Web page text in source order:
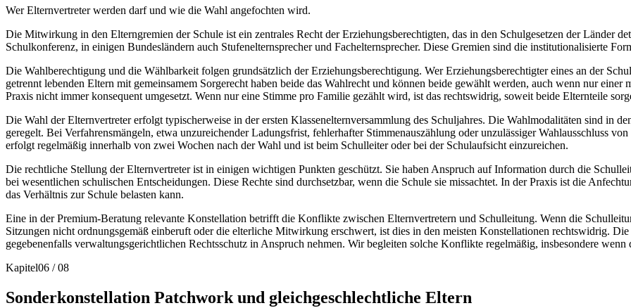
Wer Elternvertreter werden darf und wie die Wahl angefochten wird.
Die Mitwirkung in den Elterngremien der Schule ist ein zentrales Recht der Erziehungsberechtigten, das in den Schulgesetzen der Länder
Schulkonferenz, in einigen Bundesländern auch Stufenelternsprecher und Fachelternsprecher. Diese Gremien sind die institutionalisierte
Die Wahlberechtigung und die Wählbarkeit folgen grundsätzlich der Erziehungsberechtigung. Wer Erziehungsberechtigter eines an der
getrennt lebenden Eltern mit gemeinsamem Sorgerecht haben beide das Wahlrecht und können beide gewählt werden, auch wenn nur
Praxis nicht immer konsequent umgesetzt. Wenn nur eine Stimme pro Familie gezählt wird, ist das rechtswidrig, soweit beide Elternteile
Die Wahl der Elternvertreter erfolgt typischerweise in der ersten Klassenelternversammlung des Schuljahres. Die Wahlmodalitäten sind in
geregelt. Bei Verfahrensmängeln, etwa unzureichender Ladungsfrist, fehlerhafter Stimmenauszählung oder unzulässiger Wahlausschluss
erfolgt regelmäßig innerhalb von zwei Wochen nach der Wahl und ist beim Schulleiter oder bei der Schulaufsicht einzureichen.
Die rechtliche Stellung der Elternvertreter ist in einigen wichtigen Punkten geschützt. Sie haben Anspruch auf Information durch die
bei wesentlichen schulischen Entscheidungen. Diese Rechte sind durchsetzbar, wenn die Schule sie missachtet. In der Praxis ist die
das Verhältnis zur Schule belasten kann.
Eine in der Premium-Beratung relevante Konstellation betrifft die Konflikte zwischen Elternvertretern und Schulleitung. Wenn die
Sitzungen nicht ordnungsgemäß einberuft oder die elterliche Mitwirkung erschwert, ist dies in den meisten Konstellationen rechtswidrig.
gegebenenfalls verwaltungsgerichtlichen Rechtsschutz in Anspruch nehmen. Wir begleiten solche Konflikte regelmäßig, insbesondere
Kapitel06 /08
Sonderkonstellation Patchwork und gleichgeschlechtliche Eltern